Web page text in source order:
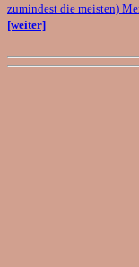
zumindest die meisten)
[weiter]